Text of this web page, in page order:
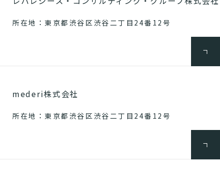
所在地：東京都渋谷区渋谷二丁目24番12号
mederi株式会社
所在地：東京都渋谷区渋谷二丁目24番12号